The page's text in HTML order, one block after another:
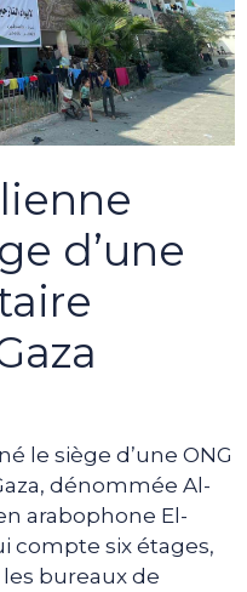
d’une
le siège d’une ONG
dénommée Al-
arabophone El-
compte six étages,
bureaux de